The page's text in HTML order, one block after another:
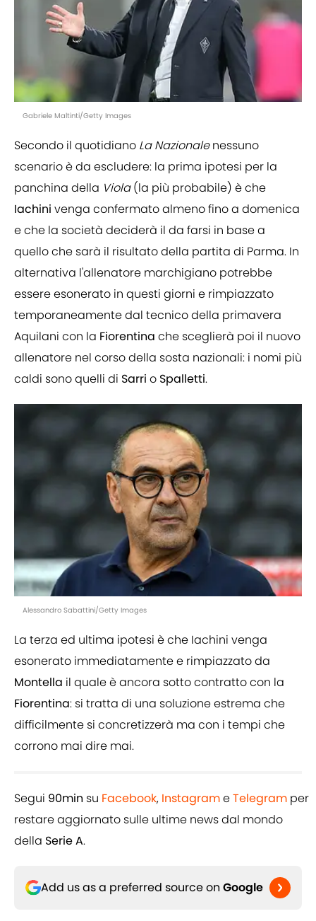
Gabriele Maltinti/Getty Images
Secondo il quotidiano La Nazionalenessuno
scenario è da escludere: la prima ipotesi per la
panchina della Viola(la più probabile) è che
Iachini venga confermato almeno fino a domenica
e che la società deciderà il da farsi in base a
quello che sarà il risultato della partita di Parma. In
alternativa l'allenatore marchigiano potrebbe
essere esonerato in questi giorni e rimpiazzato
temporaneamente dal tecnico della primavera
Aquilani con la Fiorentina che sceglierà poi il nuovo
allenatore nel corso della sosta nazionali: i nomi più
caldi sono quelli di Sarri o Spalletti.
Alessandro Sabattini/Getty Images
La terza ed ultima ipotesi è che Iachini venga
esonerato immediatamente e rimpiazzato da
Montella il quale è ancora sotto contratto con la
Fiorentina: si tratta di una soluzione estrema che
difficilmente si concretizzerà ma con i tempi che
corrono mai dire mai.
Segui 90min su Facebook, InstagrameTelegram per
restare aggiornato sulle ultime news dal mondo
della Serie A.
Add us as a preferred source on Google